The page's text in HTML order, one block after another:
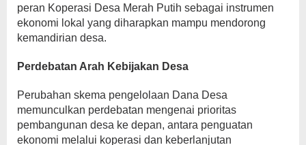
peran Koperasi Desa Merah Putih sebagai instrumen
ekonomi lokal yang diharapkan mampu mendorong
kemandirian desa.
Perdebatan Arah Kebijakan Desa
Perubahan skema pengelolaan Dana Desa
memunculkan perdebatan mengenai prioritas
pembangunan desa ke depan, antara penguatan
ekonomi melalui koperasi dan keberlanjutan